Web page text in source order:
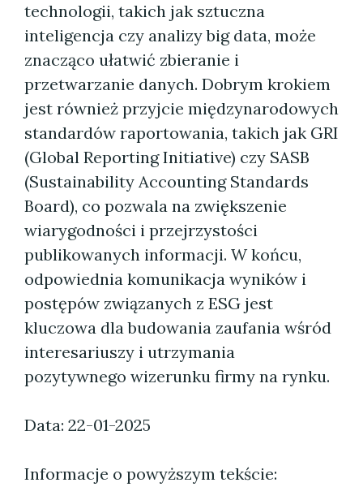
technologii, takich jak sztuczna
inteligencja czy analizy big data, może
znacząco ułatwić zbieranie i
przetwarzanie danych. Dobrym krokiem
jest również przyjcie międzynarodowych
standardów raportowania, takich jak GRI
(Global Reporting Initiative) czy SASB
(Sustainability Accounting Standards
Board), co pozwala na zwiększenie
wiarygodności i przejrzystości
publikowanych informacji. W końcu,
odpowiednia komunikacja wyników i
postępów związanych z ESG jest
kluczowa dla budowania zaufania wśród
interesariuszy i utrzymania
pozytywnego wizerunku firmy na rynku.
Data: 22-01-2025
Informacje o powyższym tekście: